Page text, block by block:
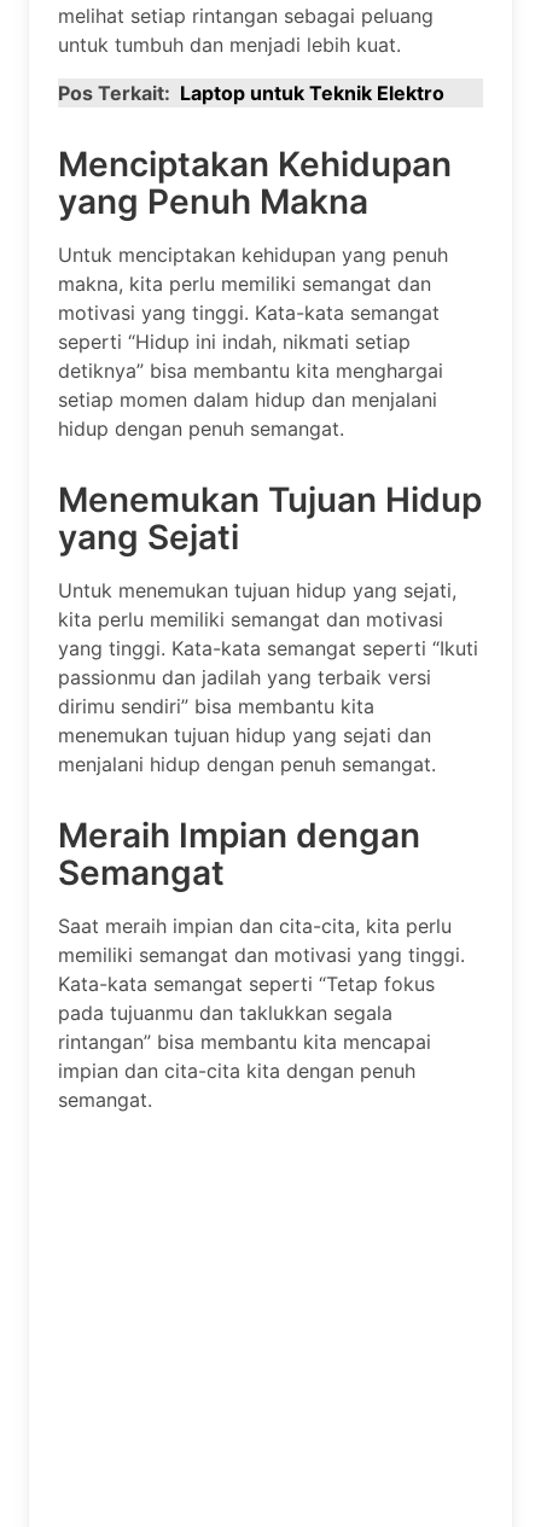
melihat setiap rintangan sebagai peluang
untuk tumbuh dan menjadi lebih kuat.
Pos Terkait: Laptop untuk Teknik Elektro
Menciptakan Kehidupan
yang Penuh Makna
Untuk menciptakan kehidupan yang penuh
makna, kita perlu memiliki semangat dan
motivasi yang tinggi. Kata-kata semangat
seperti “Hidup ini indah, nikmati setiap
detiknya” bisa membantu kita menghargai
setiap momen dalam hidup dan menjalani
hidup dengan penuh semangat.
Menemukan Tujuan Hidup
yang Sejati
Untuk menemukan tujuan hidup yang sejati,
kita perlu memiliki semangat dan motivasi
yang tinggi. Kata-kata semangat seperti “Ikuti
passionmu dan jadilah yang terbaik versi
dirimu sendiri” bisa membantu kita
menemukan tujuan hidup yang sejati dan
menjalani hidup dengan penuh semangat.
Meraih Impian dengan
Semangat
Saat meraih impian dan cita-cita, kita perlu
memiliki semangat dan motivasi yang tinggi.
Kata-kata semangat seperti “Tetap fokus
pada tujuanmu dan taklukkan segala
rintangan” bisa membantu kita mencapai
impian dan cita-cita kita dengan penuh
semangat.